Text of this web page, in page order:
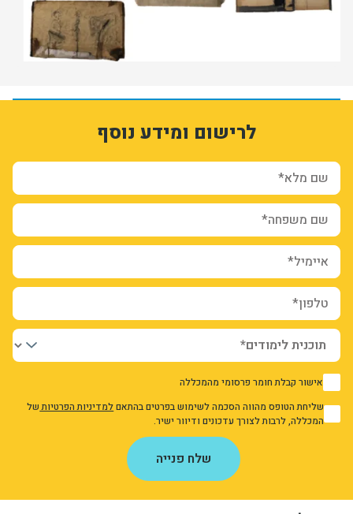
לרישום ומידע נוסף
שם מלא*
שם משפחה*
איימיל*
טלפון*
1 אישור קבלת חומר פרסומי מהמכללה
1
אני מאשר/ת את מדיניות הפרטיות
שליחת הטופס מהווה הסכמה לשימוש בפרטים בהתאםלמדיניות הפרטיותשל
המכללה, לרבות לצורך עדכונים ודיוור ישיר.
שלח פנייה
form-MJ7yWXVqfFLIcvMi0ass3AkqT-pT6__BoPOiDPy3ZRQ
D4WL8vVLJnq4vSrJTiYJFQq5_QkKqTQBhQ99YB7pvXE